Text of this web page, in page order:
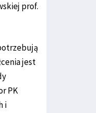
prof.
jest
PK
i